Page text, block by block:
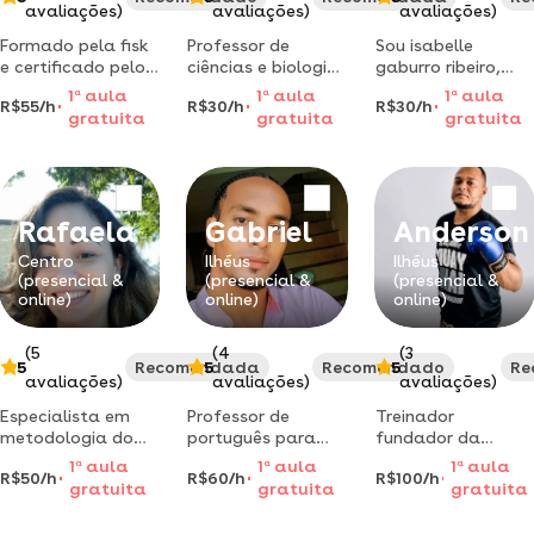
avaliações)
Formado pela fisk
e certificado pelo
michigan english
test. atualmente
curso letras -
leciono inglês há 2
anos em uma
instituição e
particular.
R$55/h
1 aaula
gratuita
avaliações)
Professor de
ciências e biologia,
licenciada em
ciências biológicas
pela uesc. aulas de
ensino
fundamental,
ensino médio e
superior.
metodologias
alternativas e
estudo dinâmico
R$30/h
1 a aula
gratuita
avaliações)
Sou isabelle
gaburro ribeiro,
graduanda em
biomedicina com
experiência em
aulas particulares
em biologia,
neurociência e
farmacologia,
além de auxílio na
elaboração de
trabalhos.
R$30/h
1 aaula
gratuita
Rafaela
Centro
(presencial &
online)
5
(5
avaliações)
Recomendada
Especialista em
metodologia do
ensino da língua
inglesa. graduada
em letras.
R$50/h
1 aaula
gratuita
Gabriel
Ilhéus
(presencial &
online)
5
(4
avaliações)
Recomendado
Professor de
português para
estrangeiros, com
experiência em
diversas áreas de
R$60/h
1 a aula
gratuita
Anderson
Ilhéus
(presencial &
online)
5
(3
avaliações)
Treinador
fundador da
equipe gladiador
fight center,grau
R$100/h
1 a aula
gratuita